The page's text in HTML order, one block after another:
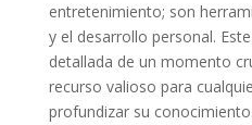
entretenimiento; son
y el desarrollo personal.
detallada de un momento
recurso valioso para
profundizar su